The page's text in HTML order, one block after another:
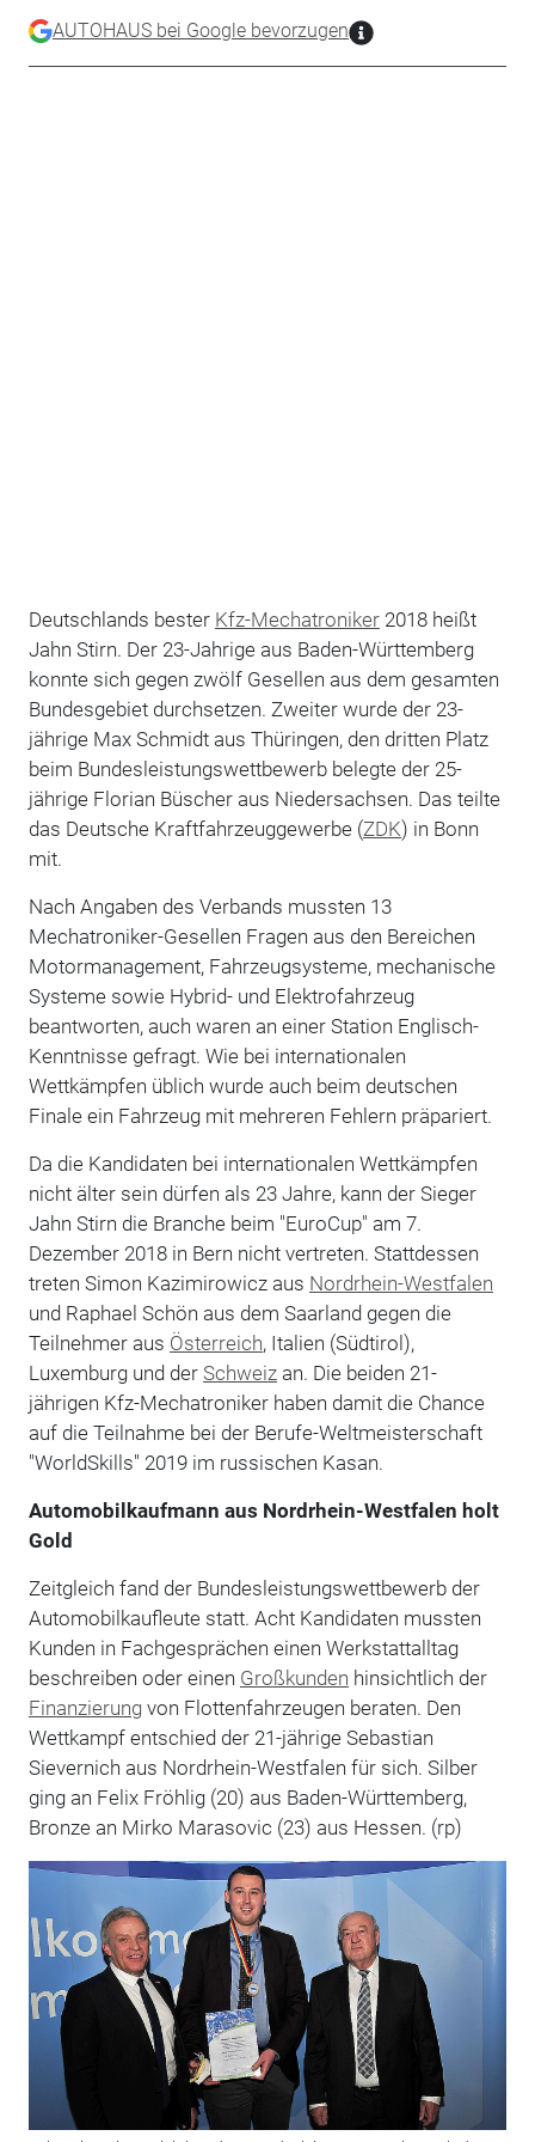
AUTOHAUS bei Google bevorzugen
Deutschlands bester Kfz-Mechatroniker2018 heißt
Jahn Stirn. Der 23-Jahrige aus Baden-Württemberg
konnte sich gegen zwölf Gesellen aus dem gesamten
Bundesgebiet durchsetzen. Zweiter wurde der 23-
jährige Max Schmidt aus Thüringen, den dritten Platz
beim Bundesleistungswettbewerb belegte der 25-
jährige Florian Büscher aus Niedersachsen. Das teilte
das Deutsche Kraftfahrzeuggewerbe (ZDK) in Bonn
mit.
Nach Angaben des Verbands mussten 13
Mechatroniker-Gesellen Fragen aus den Bereichen
Motormanagement, Fahrzeugsysteme, mechanische
Systeme sowie Hybrid- und Elektrofahrzeug
beantworten, auch waren an einer Station Englisch-
Kenntnisse gefragt. Wie bei internationalen
Wettkämpfen üblich wurde auch beim deutschen
Finale ein Fahrzeug mit mehreren Fehlern präpariert.
Da die Kandidaten bei internationalen Wettkämpfen
nicht älter sein dürfen als 23 Jahre, kann der Sieger
Jahn Stirn die Branche beim "EuroCup" am 7.
Dezember 2018 in Bern nicht vertreten. Stattdessen
treten Simon Kazimirowicz aus Nordrhein-Westfalen
und Raphael Schön aus dem Saarland gegen die
Teilnehmer aus Österreich, Italien (Südtirol),
Luxemburg und der Schweizan. Die beiden 21-
jährigen Kfz-Mechatroniker haben damit die Chance
auf die Teilnahme bei der Berufe-Weltmeisterschaft
"WorldSkills" 2019 im russischen Kasan.
Automobilkaufmann aus Nordrhein-Westfalen holt
Gold
Zeitgleich fand der Bundesleistungswettbewerb der
Automobilkaufleute statt. Acht Kandidaten mussten
Kunden in Fachgesprächen einen Werkstattalltag
beschreiben oder einen Großkunden hinsichtlich der
Finanzierungvon Flottenfahrzeugen beraten. Den
Wettkampf entschied der 21-jährige Sebastian
Sievernich aus Nordrhein-Westfalen für sich. Silber
ging an Felix Fröhlig (20) aus Baden-Württemberg,
Bronze an Mirko Marasovic (23) aus Hessen. (rp)